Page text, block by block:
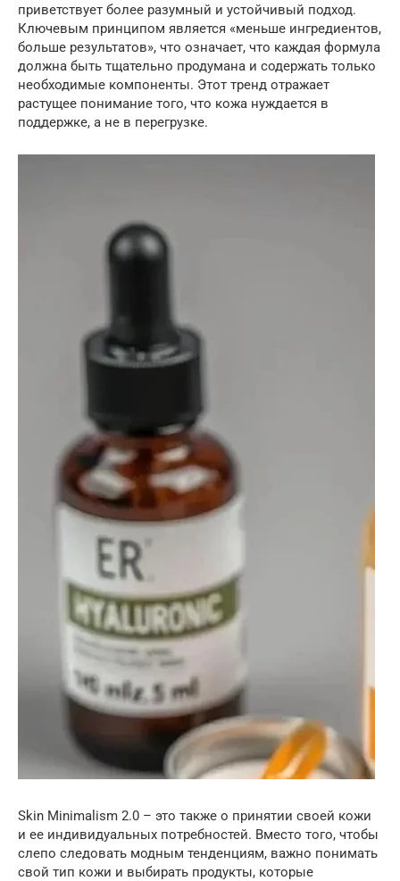
приветствует более разумный и устойчивый подход.
Ключевым принципом является «меньше ингредиентов,
больше результатов», что означает, что каждая формула
должна быть тщательно продумана и содержать только
необходимые компоненты. Этот тренд отражает
растущее понимание того, что кожа нуждается в
поддержке, а не в перегрузке.
Skin Minimalism 2.0 – это также о принятии своей кожи
и ее индивидуальных потребностей. Вместо того, чтобы
слепо следовать модным тенденциям, важно понимать
свой тип кожи и выбирать продукты, которые